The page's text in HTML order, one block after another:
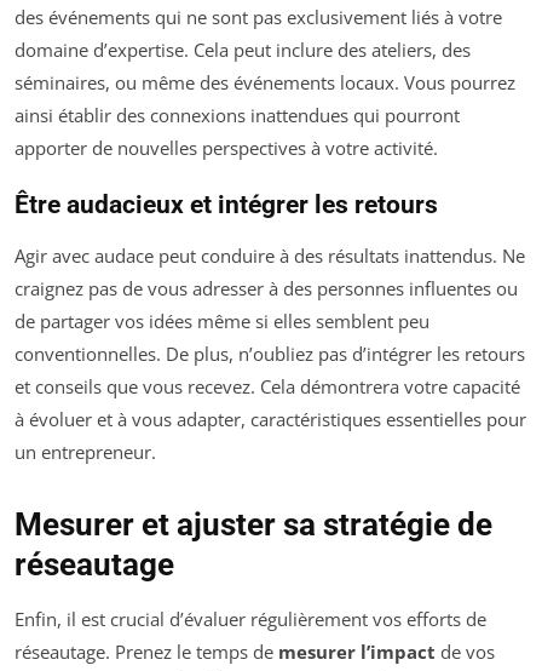
des événements qui ne sont pas exclusivement liés à votre
domaine d’expertise. Cela peut inclure des ateliers, des
séminaires, ou même des événements locaux. Vous pourrez
ainsi établir des connexions inattendues qui pourront
apporter de nouvelles perspectives à votre activité.
Être audacieux et intégrer les retours
Agir avec audace peut conduire à des résultats inattendus. Ne
craignez pas de vous adresser à des personnes influentes ou
de partager vos idées même si elles semblent peu
conventionnelles. De plus, n’oubliez pas d’intégrer les retours
et conseils que vous recevez. Cela démontrera votre capacité
à évoluer et à vous adapter, caractéristiques essentielles pour
un entrepreneur.
Mesurer et ajuster sa stratégie de
réseautage
Enfin, il est crucial d’évaluer régulièrement vos efforts de
réseautage. Prenez le temps de mesurer l’impact de vos